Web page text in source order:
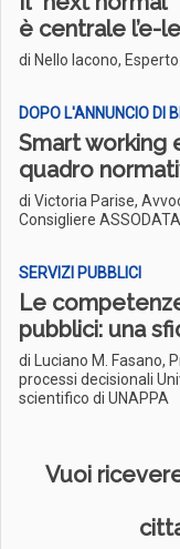
è centrale l’e-
di Nello Iacono,
DOPO L'ANNUNCIO DI
Smart working
quadro
di Victoria Parise,
Consigliere
SERVIZI PUBBLICI
Le
pubblici: una
di Luciano M. Fasano,
processi decisionali
scientifico di UNAPPA
Vuoi